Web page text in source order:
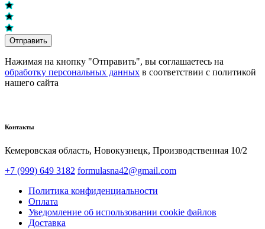
Отправить
Нажимая на кнопку "Отправить", вы соглашаетесь на
обработку персональных данных в соответствии с политикой
нашего сайта
Контакты
Кемеровская область, Новокузнецк,​ Производственная 10/2
+7 (999) 649 3182 formulasna42@gmail.com
Политика конфиденциальности
Оплата
Уведомление об использовании cookie файлов
Доставка